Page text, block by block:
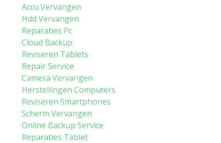
Accu Vervangen
Hdd Vervangen
Reparaties Pc
Cloud Backup
Reviseren Tablets
Repair Service
Camera Vervangen
Herstellingen Computers
Reviseren Smartphones
Scherm Vervangen
Online Backup Service
Reparaties Tablet